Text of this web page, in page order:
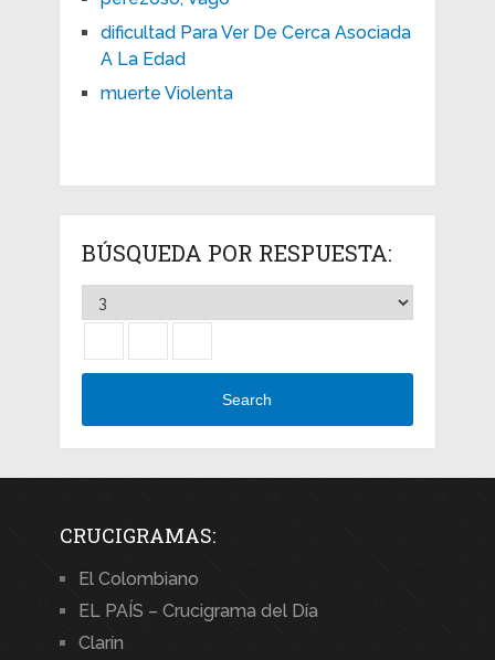
dificultad Para Ver De Cerca Asociada
A La Edad
muerte Violenta
BÚSQUEDA POR RESPUESTA:
Search
CRUCIGRAMAS:
El Colombiano
EL PAÍS – Crucigrama del Día
Clarín